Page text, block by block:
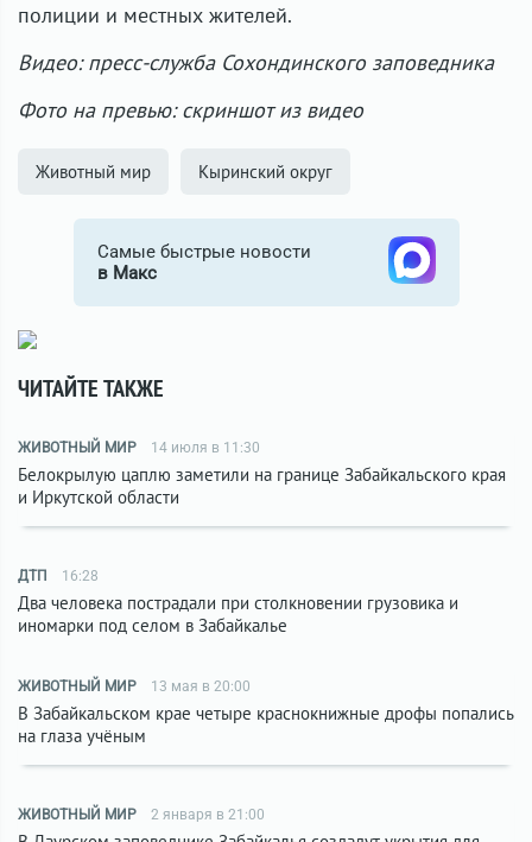
полиции и местных жителей.
Видео: пресс-служба Сохондинского заповедника
Фото на превью: скриншот из видео
Животный мир Кыринский округ
Самые быстрые новости
в Макс
ЧИТАЙТЕ ТАКЖЕ
ЖИВОТНЫЙ МИР 14 июля в 11:30
Белокрылую цаплю заметили на границе Забайкальского края
и Иркутской области
ДТП 16:28
Два человека пострадали при столкновении грузовика и
иномарки под селом в Забайкалье
ЖИВОТНЫЙ МИР 13 мая в 20:00
В Забайкальском крае четыре краснокнижные дрофы попались
на глаза учёным
ЖИВОТНЫЙ МИР 2 января в 21:00